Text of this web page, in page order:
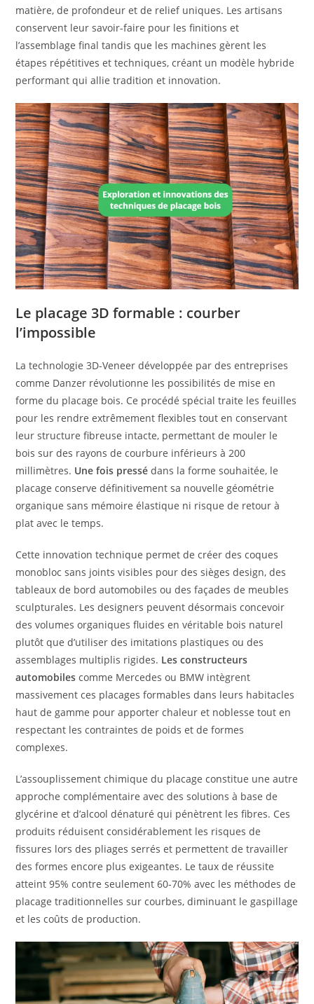
matière, de profondeur et de relief uniques. Les artisans
conservent leur savoir-faire pour les finitions et
l’assemblage final tandis que les machines gèrent les
étapes répétitives et techniques, créant un modèle hybride
performant qui allie tradition et innovation.
Le placage 3D formable : courber
l’impossible
La technologie 3D-Veneer développée par des entreprises
comme Danzer révolutionne les possibilités de mise en
forme du placage bois. Ce procédé spécial traite les feuilles
pour les rendre extrêmement flexibles tout en conservant
leur structure fibreuse intacte, permettant de mouler le
bois sur des rayons de courbure inférieurs à 200
millimètres. Une fois pressé dans la forme souhaitée, le
placage conserve définitivement sa nouvelle géométrie
organique sans mémoire élastique ni risque de retour à
plat avec le temps.
Cette innovation technique permet de créer des coques
monobloc sans joints visibles pour des sièges design, des
tableaux de bord automobiles ou des façades de meubles
sculpturales. Les designers peuvent désormais concevoir
des volumes organiques fluides en véritable bois naturel
plutôt que d’utiliser des imitations plastiques ou des
assemblages multiplis rigides. Les constructeurs
automobiles comme Mercedes ou BMW intègrent
massivement ces placages formables dans leurs habitacles
haut de gamme pour apporter chaleur et noblesse tout en
respectant les contraintes de poids et de formes
complexes.
L’assouplissement chimique du placage constitue une autre
approche complémentaire avec des solutions à base de
glycérine et d’alcool dénaturé qui pénètrent les fibres. Ces
produits réduisent considérablement les risques de
fissures lors des pliages serrés et permettent de travailler
des formes encore plus exigeantes. Le taux de réussite
atteint 95% contre seulement 60-70% avec les méthodes de
placage traditionnelles sur courbes, diminuant le gaspillage
et les coûts de production.